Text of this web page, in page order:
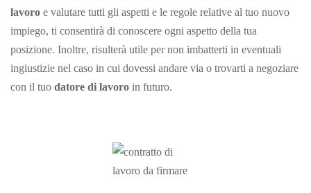
lavoro e valutare tutti gli aspetti e le regole relative al tuo nuovo
impiego, ti consentirà di conoscere ogni aspetto della tua
posizione. Inoltre, risulterà utile per non imbatterti in eventuali
ingiustizie nel caso in cui dovessi andare via o trovarti a negoziare
con il tuo datore di lavoro in futuro.